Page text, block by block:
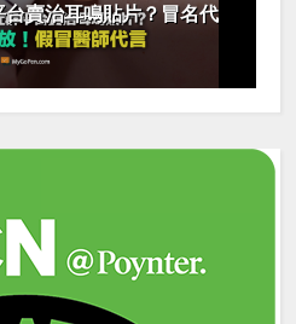
台賣治耳鳴貼片？冒名代